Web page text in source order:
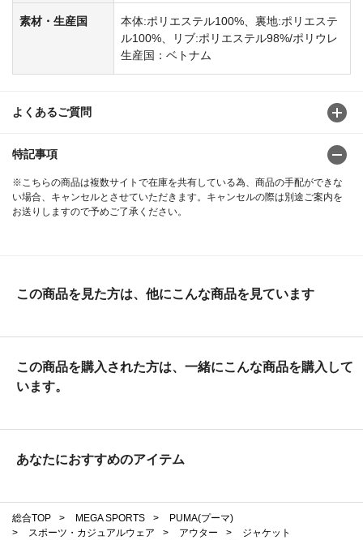
素材・生産国
本体:ポリエステル100%、裏地:ポリエステ
ル100%、リブ:ポリエステル98%/ポリウレ
生産国：ベトナム
よくあるご質問
特記事項
※こちらの商品は複数サイトで在庫を共有している為、商品の手配ができな
い場合、キャンセルとさせていただきます。キャンセルの際は別途ご案内を
お送りしますので予めご了承ください。
この商品を見た方は、他にこんな商品を見ています
この商品を購入された方は、一緒にこんな商品を購入して
います。
あなたにおすすめのアイテム
総合TOP > MEGA SPORTS >
PUMA(プーマ)
>
スポーツ・カジュアルウェア > アウター >
ジャケット